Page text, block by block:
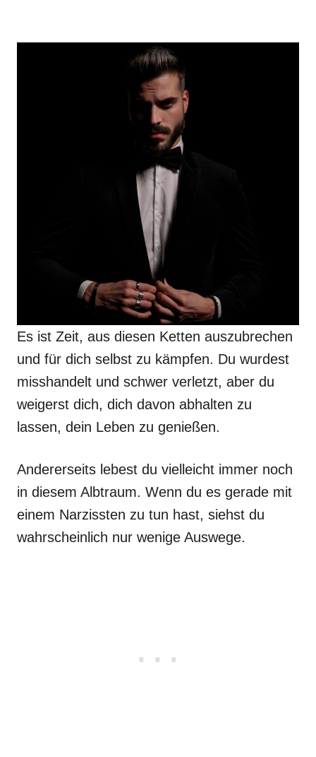
Es ist Zeit, aus diesen Ketten auszubrechen
und für dich selbst zu kämpfen. Du wurdest
misshandelt und schwer verletzt, aber du
weigerst dich, dich davon abhalten zu
lassen, dein Leben zu genießen.
Andererseits lebest du vielleicht immer noch
in diesem Albtraum. Wenn du es gerade mit
einem Narzissten zu tun hast, siehst du
wahrscheinlich nur wenige Auswege.